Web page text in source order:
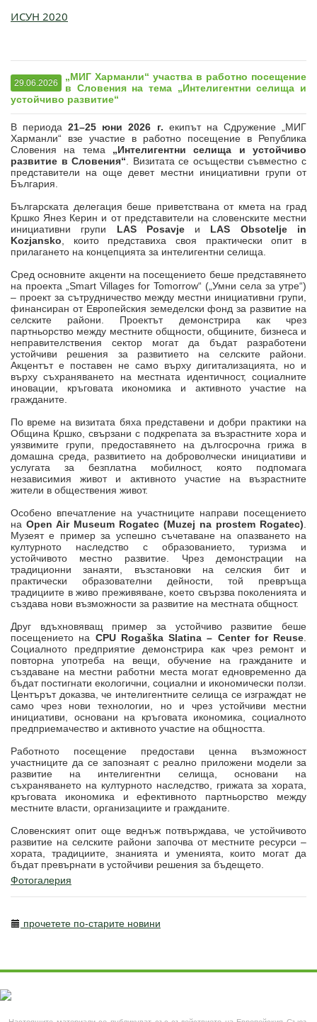
ИСУН 2020
29.06.2026
„МИГ Харманли“ участва в работно посещение
в Словения на тема „Интелигентни селища и
устойчиво развитие“
В периода21–25 юни 2026 г. екипът на Сдружение „МИГ
Харманли“ взе участие в работно посещение в Република
Словения на тема „Интелигентни селища и устойчиво
развитие в Словения“ . Визитата се осъществи съвместно с
представители на още девет местни инициативни групи от
България.
Българската делегация беше приветствана от кмета на град
Кршко Янез Керин и от представители на словенските местни
инициативни групи LAS Posavjeи LAS Obsotelje in
Kozjansko , които представиха своя практически опит в
прилагането на концепцията за интелигентни селища.
Сред основните акценти на посещението беше представянето
на проекта „Smart Villages for Tomorrow“ („Умни села за утре“)
– проект за сътрудничество между местни инициативни групи,
финансиран от Европейския земеделски фонд за развитие на
селските райони. Проектът демонстрира как чрез
партньорство между местните общности, общините, бизнеса и
неправителствения сектор могат да бъдат разработени
устойчиви решения за развитието на селските райони.
Акцентът е поставен не само върху дигитализацията, но и
върху съхраняването на местната идентичност, социалните
иновации, кръговата икономика и активното участие на
гражданите.
По време на визитата бяха представени и добри практики на
Община Кршко, свързани с подкрепата за възрастните хора и
уязвимите групи, предоставянето на дългосрочна грижа в
домашна среда, развитието на доброволчески инициативи и
услугата за безплатна мобилност, която подпомага
независимия живот и активното участие на възрастните
жители в обществения живот.
Особено впечатление на участниците направи посещението
на Open Air Museum Rogatec (Muzej na prostem Rogatec)
Музеят е пример за успешно съчетаване на опазването на
културното наследство с образованието, туризма и
устойчивото местно развитие. Чрез демонстрации на
традиционни занаяти, възстановки на селския бит и
практически образователни дейности, той превръща
традициите в живо преживяване, което свързва поколенията и
създава нови възможности за развитие на местната общност.
Друг вдъхновяващ пример за устойчиво развитие беше
посещението на CPU Rogaška Slatina – Center for Reuse
Социалното предприятие демонстрира как чрез ремонт и
повторна употреба на вещи, обучение на гражданите и
създаване на местни работни места могат едновременно да
бъдат постигнати екологични, социални и икономически ползи.
Центърът доказва, че интелигентните селища се изграждат не
само чрез нови технологии, но и чрез устойчиви местни
инициативи, основани на кръговата икономика, социалното
предприемачество и активното участие на общността.
Работното посещение предостави ценна възможност
участниците да се запознаят с реално приложени модели за
развитие на интелигентни селища, основани на
съхраняването на културното наследство, грижата за хората,
кръговата икономика и ефективното партньорство между
местните власти, организациите и гражданите.
Словенският опит още веднъж потвърждава, че устойчивото
развитие на селските райони започва от местните ресурси –
хората, традициите, знанията и уменията, които могат да
бъдат превърнати в устойчиви решения за бъдещето.
Фотогалерия
прочетете по-старите новини